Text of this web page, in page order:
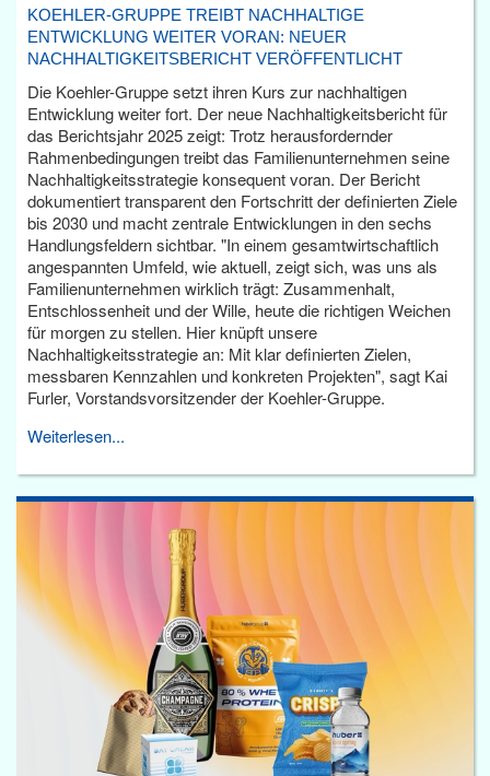
KOEHLER-GRUPPE TREIBT NACHHALTIGE
ENTWICKLUNG WEITER VORAN: NEUER
NACHHALTIGKEITSBERICHT VERÖFFENTLICHT
Die Koehler-Gruppe setzt ihren Kurs zur nachhaltigen
Entwicklung weiter fort. Der neue Nachhaltigkeitsbericht für
das Berichtsjahr 2025 zeigt: Trotz herausfordernder
Rahmenbedingungen treibt das Familienunternehmen seine
Nachhaltigkeitsstrategie konsequent voran. Der Bericht
dokumentiert transparent den Fortschritt der definierten Ziele
bis 2030 und macht zentrale Entwicklungen in den sechs
Handlungsfeldern sichtbar. "In einem gesamtwirtschaftlich
angespannten Umfeld, wie aktuell, zeigt sich, was uns als
Familienunternehmen wirklich trägt: Zusammenhalt,
Entschlossenheit und der Wille, heute die richtigen Weichen
für morgen zu stellen. Hier knüpft unsere
Nachhaltigkeitsstrategie an: Mit klar definierten Zielen,
messbaren Kennzahlen und konkreten Projekten", sagt Kai
Furler, Vorstandsvorsitzender der Koehler-Gruppe.
Weiterlesen...